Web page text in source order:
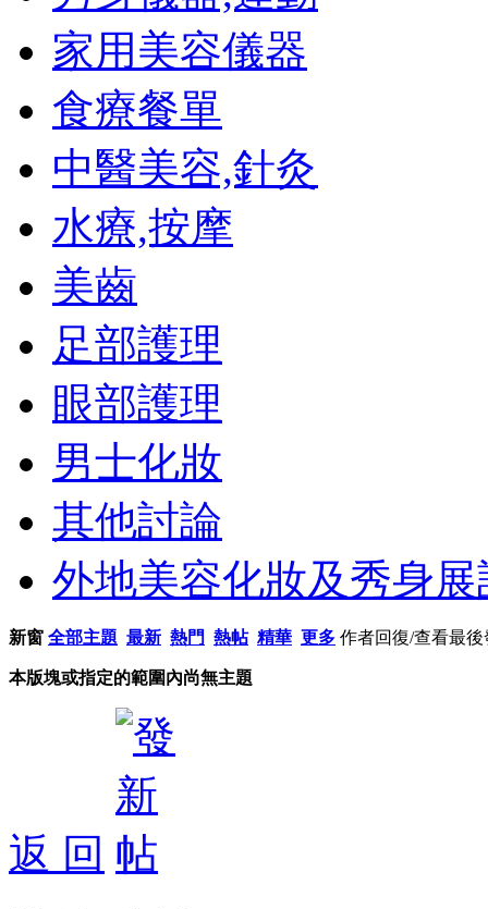
家用美容儀器
食療餐單
中醫美容,針灸
水療,按摩
美齒
足部護理
眼部護理
男士化妝
其他討論
外地美容化妝及秀身展
新窗 全部主題 最新 熱門 熱帖 精華 更多 作者回復/查看最後
本版塊或指定的範圍內尚無主題
返 回